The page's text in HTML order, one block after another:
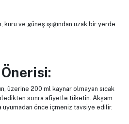
kuru ve güneş ışığından uzak bir yerde
üzerine 200 ml kaynar olmayan sıcak
sonra afiyetle tüketin. Akşam
önce içmeniz tavsiye edilir.